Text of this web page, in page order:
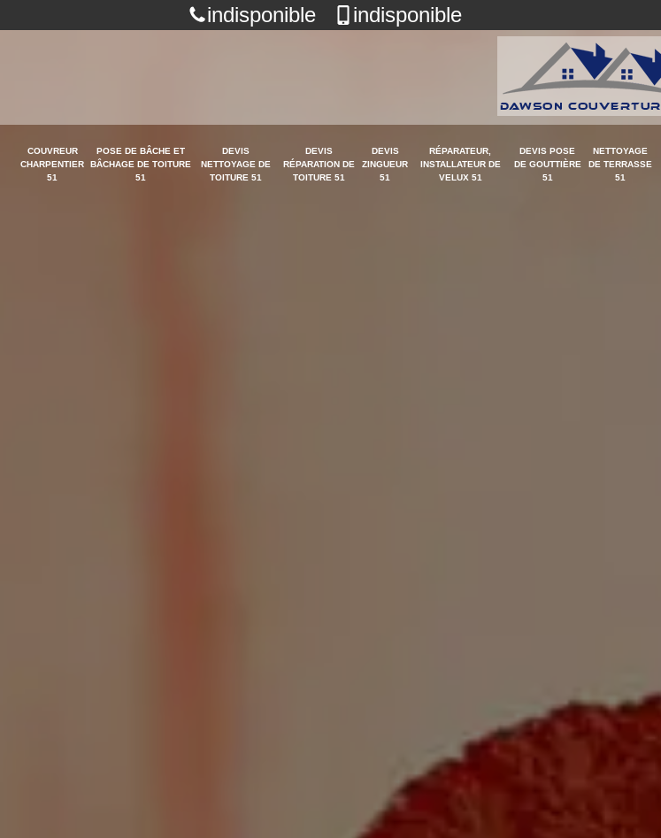
indisponible indisponible
COUVREUR
CHARPENTIER
51
POSE DE BÂCHE ET
BÂCHAGE DE TOITURE
51
DEVIS
NETTOYAGE DE
TOITURE 51
DEVIS
RÉPARATION DE
TOITURE 51
DEVIS
ZINGUEUR
51
RÉPARATEUR,
INSTALLATEUR DE
VELUX 51
DEVIS POSE
DE GOUTTIÈRE
51
NETTOYAGE
DE TERRASSE
51